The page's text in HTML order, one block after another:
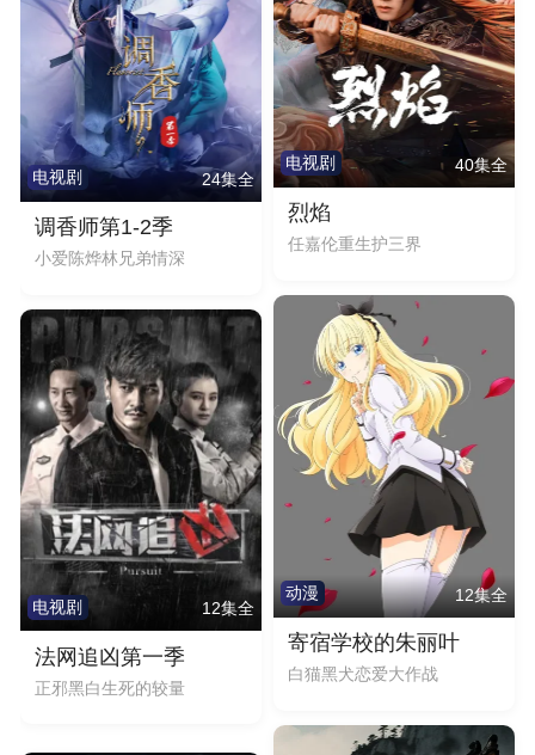
电视剧 24集全
调香师第1-2季
小爱陈烨林兄弟情深
电视剧 12集全
法网追凶第一季
正邪黑白生死的较量
电视剧 40集全
烈焰
任嘉伦重生护三界
动漫 12集全
寄宿学校的朱丽叶
白猫黑犬恋爱大作战